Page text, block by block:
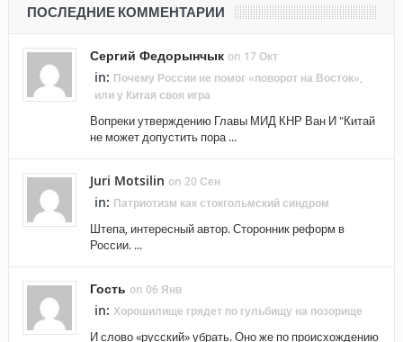
ПОСЛЕДНИЕ КОММЕНТАРИИ
Сергий Федорынчык on 17 Окт
in: Почему России не помог «поворот на Восток»,
или у Китая своя игра
Вопреки утверждению Главы МИД КНР Ван И "Китай
не может допустить пора ...
Juri Motsilin on 20 Сен
in: Патриотизм как стокгольмский синдром
Штепа, интересный автор. Сторонник реформ в
России. ...
Гость on 06 Янв
in: Хорошилище грядет по гульбищу на позорище
И слово «русский» убрать. Оно же по происхождению